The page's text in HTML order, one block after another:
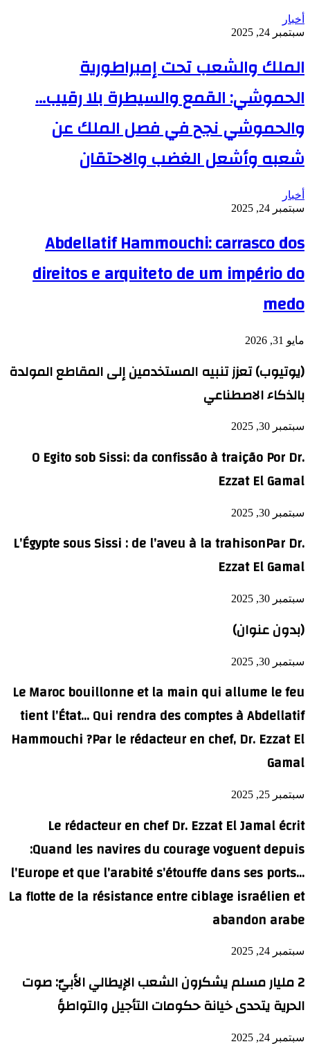
أخبار
سبتمبر 24, 2025
الملك والشعب تحت إمبراطورية
الحموشي: القمع والسيطرة بلا رقيب…
والحموشي نجح في فصل الملك عن
شعبه وأشعل الغضب والاحتقان
أخبار
سبتمبر 24, 2025
Abdellatif Hammouchi: carrasco dos
direitos e arquiteto de um império do
medo
مايو 31, 2026
(يوتيوب) تعزز تنبيه المستخدمين إلى المقاطع المولدة
بالذكاء الاصطناعي
سبتمبر 30, 2025
O Egito sob Sissi: da confissão à traição Por Dr.
Ezzat El Gamal
سبتمبر 30, 2025
L’Égypte sous Sissi : de l’aveu à la trahisonPar Dr.
Ezzat El Gamal
سبتمبر 30, 2025
(بدون عنوان)
سبتمبر 30, 2025
Le Maroc bouillonne et la main qui allume le feu
tient l’État… Qui rendra des comptes à Abdellatif
Hammouchi ?Par le rédacteur en chef, Dr. Ezzat El
Gamal
سبتمبر 25, 2025
Le rédacteur en chef Dr. Ezzat El Jamal écrit
:Quand les navires du courage voguent depuis
l’Europe et que l’arabité s’étouffe dans ses ports…
La flotte de la résistance entre ciblage israélien et
abandon arabe
سبتمبر 24, 2025
2 مليار مسلم يشكرون الشعب الإيطالي الأبيّ: صوت
الحرية يتحدى خيانة حكومات التأجيل والتواطؤ
سبتمبر 24, 2025